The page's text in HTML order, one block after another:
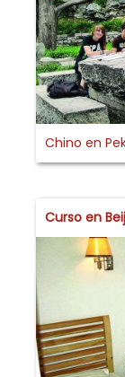
Chino en
Curso en